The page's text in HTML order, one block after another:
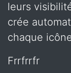
leurs
crée
chaque
frrfrrfr